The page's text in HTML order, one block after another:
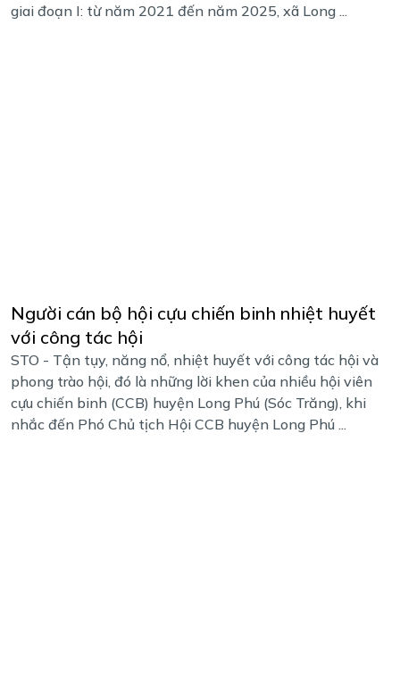
giai đoạn I: từ năm 2021 đến năm 2025, xã Long ...
Người cán bộ hội cựu chiến binh nhiệt huyết
với công tác hội
STO - Tận tụy, năng nổ, nhiệt huyết với công tác hội và
phong trào hội, đó là những lời khen của nhiều hội viên
cựu chiến binh (CCB) huyện Long Phú (Sóc Trăng), khi
nhắc đến Phó Chủ tịch Hội CCB huyện Long Phú ...